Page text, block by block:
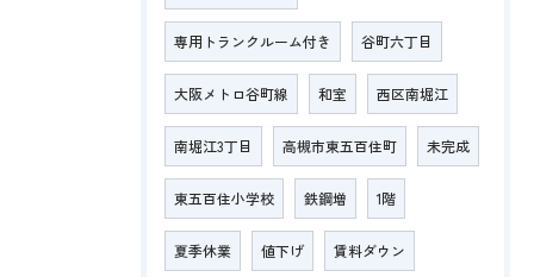
専用トランクルーム付き 谷町六丁目
大阪メトロ谷町線 和室 西区南堀江
南堀江3丁目 高槻市東五百住町 未完成
東五百住小学校 鉄鋼増 1階
夏季休業 値下げ 賃料ダウン